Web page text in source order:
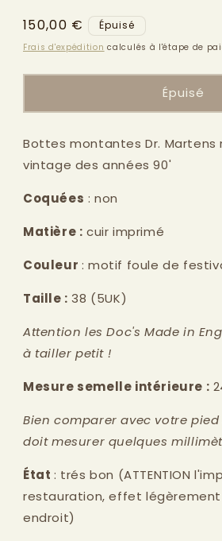
Prix
habituel
150,00 € Épuisé
Frais d'expédition calculés à l'étape de
Épuisé
Bottes montantes Dr. Martens
vintage des années 90'
Coquées : non
Matière : cuir imprimé
Couleur : motif foule de
Taille : 38 (5UK)
Attention les Doc's Made in
à tailler petit !
Mesure semelle intérieure :
Bien comparer avec votre
doit mesurer quelques
État : trés bon (ATTENTION
restauration, effet
endroit)